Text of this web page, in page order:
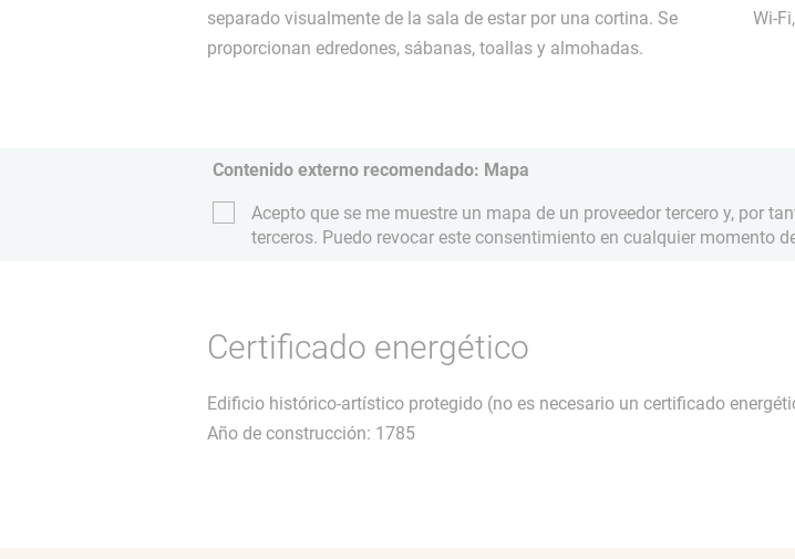
separado visualmente de la sala de estar por una cortina. Se
proporcionan edredones, sábanas, toallas y almohadas.
Wi-
Contenido externo recomendado: Mapa
Acepto que se me muestre un mapa de un proveedor tercero y, por
terceros. Puedo revocar este consentimiento en cualquier momento
Certificado energético
Edificio histórico-artístico protegido (no es necesario un certificado
Año de construcción: 1785